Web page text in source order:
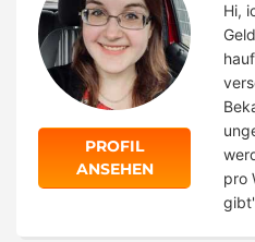
PROFIL
ANSEHEN
Hi,
pro